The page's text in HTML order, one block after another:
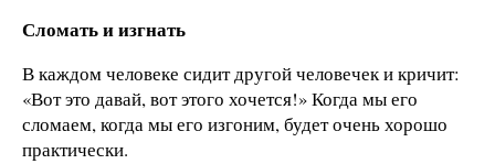
Сломать и изгнать
В каждом человеке сидит другой человечек и кричит:
«Вот это давай, вот этого хочется!» Когда мы его
сломаем, когда мы его изгоним, будет очень хорошо
практически.